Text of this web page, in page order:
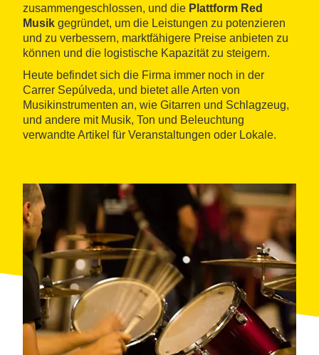
zusammengeschlossen, und die Plattform Red
Musik gegründet, um die Leistungen zu potenzieren
und zu verbessern, marktfähigere Preise anbieten zu
können und die logistische Kapazität zu steigern.
Heute befindet sich die Firma immer noch in der
Carrer Sepúlveda, und bietet alle Arten von
Musikinstrumenten an, wie Gitarren und Schlagzeug,
und andere mit Musik, Ton und Beleuchtung
verwandte Artikel für Veranstaltungen oder Lokale.